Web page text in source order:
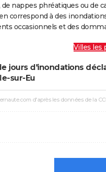
de nappes phréatiques ou de
correspond à des
occasionnels et des
Villes les
jours d'inondations
sur-Eu
d'après les données de la